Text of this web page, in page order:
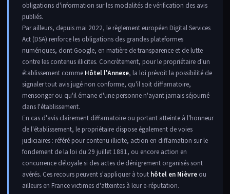
obligations d'information sur les modalités de vérification des avis
publiés.
Par ailleurs, depuis mai 2022, le règlement européen Digital Services
Act (DSA) renforce les obligations des grandes plateformes
numériques, dont Google, en matière de transparence et de lutte
contre les contenus illicites. Concrètement, pour le propriétaire d'un
établissement comme Hôtel l'Annexe, la loi prévoit la possibilité de
signaler tout avis jugé non conforme, qu'il soit diffamatoire,
mensonger ou qu'il émane d'une personne n'ayant jamais séjourné
dans l'établissement.
En cas d'avis clairement diffamatoire ou portant atteinte à l'honneur
de l'établissement, le propriétaire dispose également de voies
judiciaires : référé pour contenu illicite, action en diffamation sur le
fondement de la loi du 29 juillet 1881, ou encore action en
concurrence déloyale si des actes de dénigrement organisés sont
avérés. Ces recours peuvent s'appliquer à tout hôtel en Nièvre ou
ailleurs en France victimes d'atteintes à leur e-réputation.